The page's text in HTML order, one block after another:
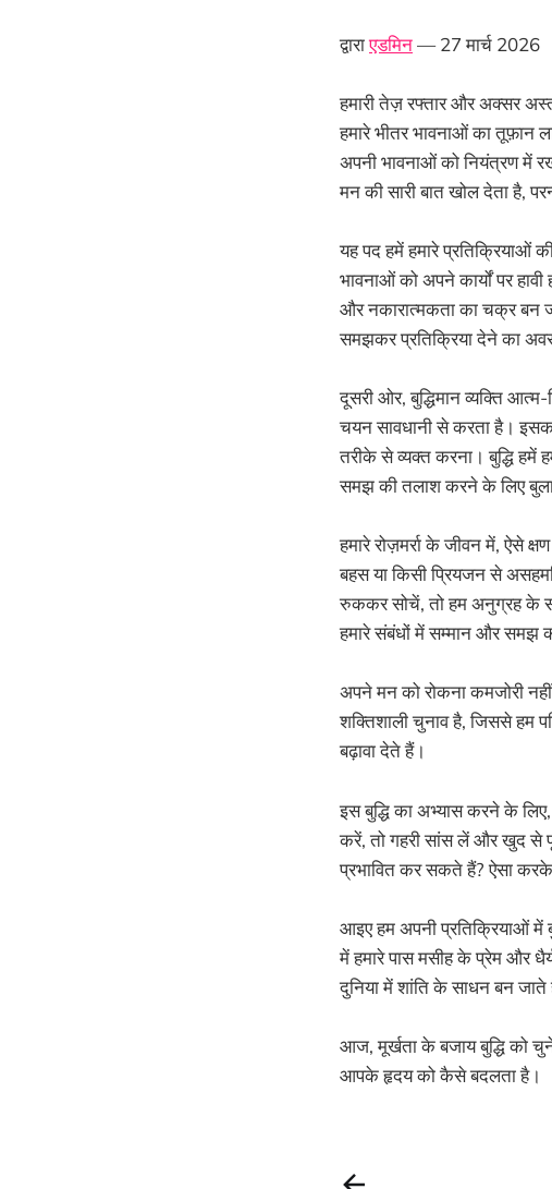
द्वाराएडमिन— 27 मार्च 2026
हमारी तेज़ रफ्तार और अक्सर
हमारे भीतर भावनाओं का तूफ़ान
अपनी भावनाओं को नियंत्रण में
मन की सारी बात खोल देता है,
यह पद हमें हमारे प्रतिक्रियाओं
भावनाओं को अपने कार्यों पर
और नकारात्मकता का चक्र बन
समझकर प्रतिक्रिया देने का
दूसरी ओर, बुद्धिमान व्यक्ति
चयन सावधानी से करता है।
तरीके से व्यक्त करना। बुद्धि हमें
समझ की तलाश करने के लिए
हमारे रोज़मर्रा के जीवन में, ऐसे
बहस या किसी प्रियजन से
रुककर सोचें, तो हम अनुग्रह के
हमारे संबंधों में सम्मान और समझ
अपने मन को रोकना कमजोरी
शक्तिशाली चुनाव है, जिससे हम
बढ़ावा देते हैं।
इस बुद्धि का अभ्यास करने के
करें, तो गहरी सांस लें और खुद से
प्रभावित कर सकते हैं? ऐसा
आइए हम अपनी प्रतिक्रियाओं में
में हमारे पास मसीह के प्रेम और
दुनिया में शांति के साधन बन
आज, मूर्खता के बजाय बुद्धि को
आपके हृदय को कैसे बदलता है।